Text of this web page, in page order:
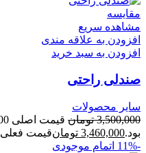
مقایسه
مشاهده سریع
افزودن به علاقه مندی
افزودن به سبد خرید
صندلی راحتی
سایر محصولات
3,500,000 تومان
بود.3,460,000 تومانقیمت فعلی 3,460,000 تومان است.
-11%
اتمام موجودی